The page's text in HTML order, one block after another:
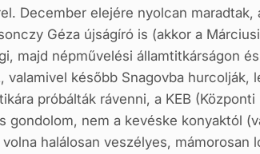
December elejére nyolcan
Géza újságíró is (akkor a
majd népművelési államtitkárságon
később Snagovba
próbálták rávenni, a KEB
nem a kevéske konyaktól
halálosan veszélyes,